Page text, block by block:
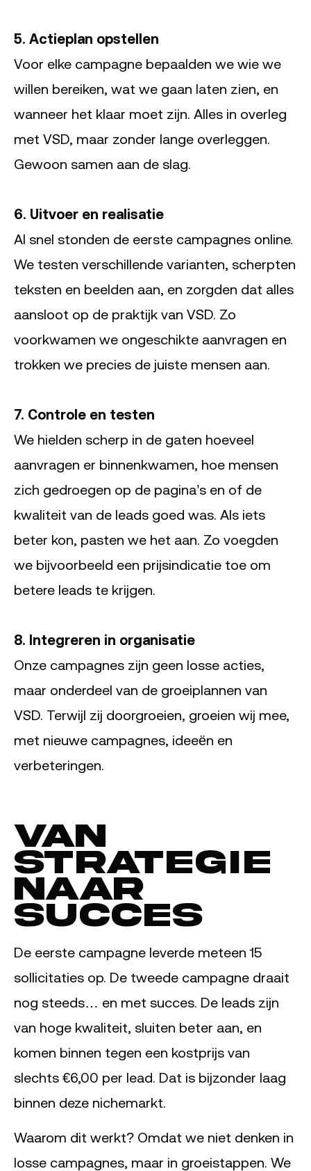
5. Actieplan opstellen
Voor elke campagne bepaalden we wie we
willen bereiken, wat we gaan laten zien, en
wanneer het klaar moet zijn. Alles in overleg
met VSD, maar zonder lange overleggen.
Gewoon samen aan de slag.
6. Uitvoer en realisatie
Al snel stonden de eerste campagnes online.
We testen verschillende varianten, scherpten
teksten en beelden aan, en zorgden dat alles
aansloot op de praktijk van VSD. Zo
voorkwamen we ongeschikte aanvragen en
trokken we precies de juiste mensen aan.
7. Controle en testen
We hielden scherp in de gaten hoeveel
aanvragen er binnenkwamen, hoe mensen
zich gedroegen op de pagina’s en of de
kwaliteit van de leads goed was. Als iets
beter kon, pasten we het aan. Zo voegden
we bijvoorbeeld een prijsindicatie toe om
betere leads te krijgen.
8. Integreren in organisatie
Onze campagnes zijn geen losse acties,
maar onderdeel van de groeiplannen van
VSD. Terwijl zij doorgroeien, groeien wij mee,
met nieuwe campagnes, ideeën en
verbeteringen.
Van
strate­gie
naar
succes
De eerste campagne leverde meteen 15
sollicitaties op. De tweede campagne draait
nog steeds… en met succes. De leads zijn
van hoge kwaliteit, sluiten beter aan, en
komen binnen tegen een kostprijs van
slechts €6,00 per lead. Dat is bijzonder laag
binnen deze nichemarkt.
Waarom dit werkt? Omdat we niet denken in
losse campagnes, maar in groeistappen. We